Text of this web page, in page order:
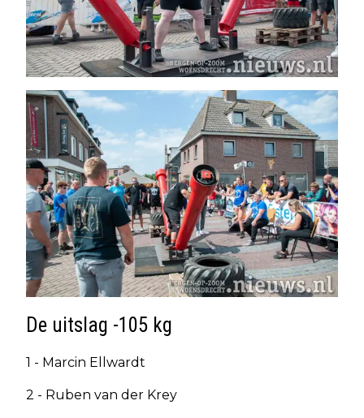
De uitslag -105 kg
1 - Marcin Ellwardt
2 - Ruben van der Krey